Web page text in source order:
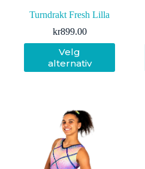
Turndrakt Fresh Lilla
kr899.00
Velg
alternativ
Dette
produktet
har
kan
velges
på
produktsiden